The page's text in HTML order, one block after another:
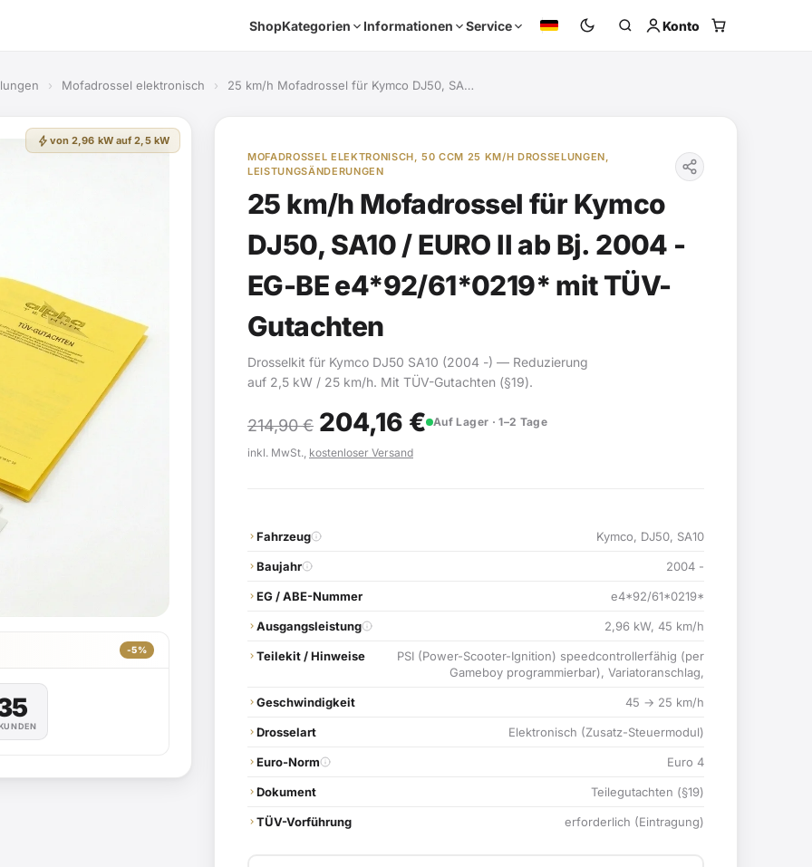
ShopKategorien Informationen Service Konto
› Mofadrossel elektronisch › 25 km/h Mofadrossel für Kymco DJ50, SA…
bolt von 2,96 kW auf 2,5 kW
-5%
MOFADROSSEL ELEKTRONISCH, 50 CCM 25 KM/H DROSSELUNGEN,
LEISTUNGSÄNDERUNGEN
25 km/h Mofadrossel für Kymco
DJ50, SA10 / EURO II ab Bj. 2004 -
EG-BE e4*92/61*0219* mit TÜV-
Gutachten
Drosselkit für Kymco DJ50 SA10 (2004 -) — Reduzierung
auf 2,5 kW / 25 km/h. Mit TÜV-Gutachten (§19).
214,90€ 204,16 € Auf Lager · 1–2 Tage
inkl. MwSt., kostenloser Versand
Fahrzeug Kymco, DJ50, SA10
Baujahr 2004 -
EG / ABE-Nummer e4*92/61*0219*
Ausgangsleistung 2,96 kW, 45 km/h
Teilekit / Hinweise
PSI (Power-Scooter-Ignition) speedcontrollerfähig (per
Gameboy programmierbar), Variatoranschlag,
Geschwindigkeit 45 → 25 km/h
Drosselart Elektronisch (Zusatz-Steuermodul)
Euro-Norm Euro 4
Dokument Teilegutachten (§19)
TÜV-Vorführung erforderlich (Eintragung)